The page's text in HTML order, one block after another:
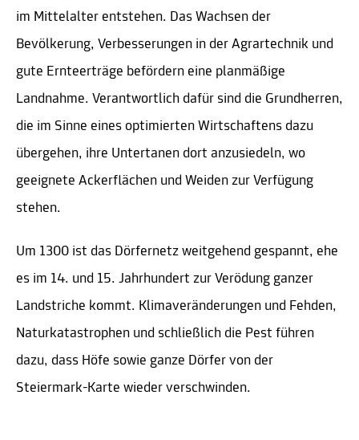
im Mittelalter entstehen. Das Wachsen der
Bevölkerung, Verbesserungen in der Agrartechnik und
gute Ernteerträge befördern eine planmäßige
Landnahme. Verantwortlich dafür sind die Grundherren,
die im Sinne eines optimierten Wirtschaftens dazu
übergehen, ihre Untertanen dort anzusiedeln, wo
geeignete Ackerflächen und Weiden zur Verfügung
stehen.
Um 1300 ist das Dörfernetz weitgehend gespannt, ehe
es im 14. und 15. Jahrhundert zur Verödung ganzer
Landstriche kommt. Klimaveränderungen und Fehden,
Naturkatastrophen und schließlich die Pest führen
dazu, dass Höfe sowie ganze Dörfer von der
Steiermark-Karte wieder verschwinden.